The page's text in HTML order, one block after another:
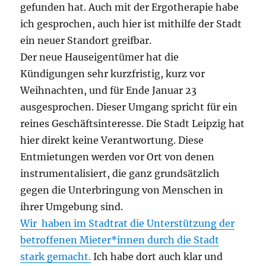
gefunden hat. Auch mit der Ergotherapie habe
ich gesprochen, auch hier ist mithilfe der Stadt
ein neuer Standort greifbar.
Der neue Hauseigentümer hat die
Kündigungen sehr kurzfristig, kurz vor
Weihnachten, und für Ende Januar 23
ausgesprochen. Dieser Umgang spricht für ein
reines Geschäftsinteresse. Die Stadt Leipzig hat
hier direkt keine Verantwortung. Diese
Entmietungen werden vor Ort von denen
instrumentalisiert, die ganz grundsätzlich
gegen die Unterbringung von Menschen in
ihrer Umgebung sind.
Wir haben im Stadtrat die Unterstützung der
betroffenen Mieter*innen durch die Stadt
stark gemacht. Ich habe dort auch klar und